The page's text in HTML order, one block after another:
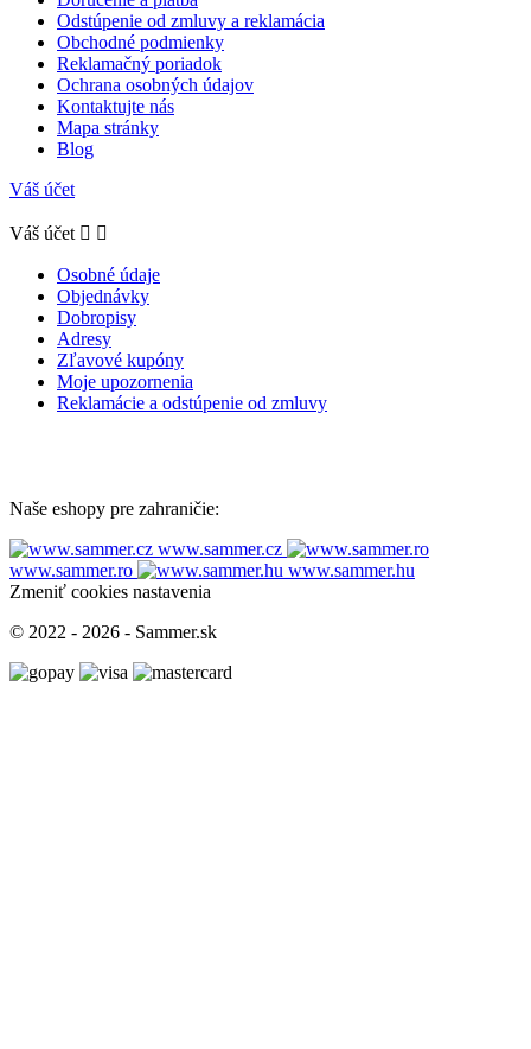
Odstúpenie od zmluvy a reklamácia
Obchodné podmienky
Reklamačný poriadok
Ochrana osobných údajov
Kontaktujte nás
Mapa stránky
Blog
Váš účet
Váš účet  
Osobné údaje
Objednávky
Dobropisy
Adresy
Zľavové kupóny
Moje upozornenia
Reklamácie a odstúpenie od zmluvy
Naše eshopy pre zahraničie:
www.sammer.cz
www.sammer.ro
www.sammer.hu
Zmeniť cookies nastavenia
© 2022 - 2026 - Sammer.sk